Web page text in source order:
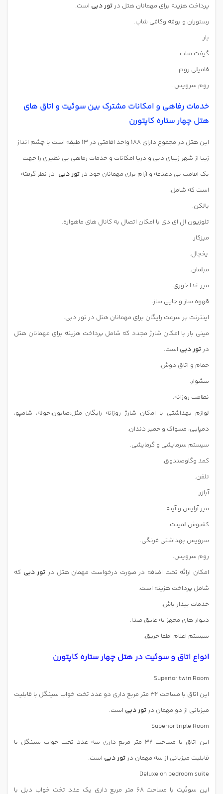
پرداخت هزینه برای مهمانان هتل در تور دبی است.
رستوران و بوفه وکافی شاپ.
بار.
گیفت شاپ.
فامیلی روم.
روم سرویس .
خدمات رفاهی و امکانات مشترک بین سوئیت و اتاق های
هتل چهار ستاره کاپتورن
این هتل در مجموع دارای 188 واحد اقامتی در 13 طبقه است با چشم انداز
زیبا از شهر زیبای دبی و دریا امکانات و خدمات رفاهی بی نظیری را جهت
یک اقامت بی دغدغه و آرام برای مهمانان خود در تور دبی در نظر گرفته
است که شامل:
بالکن.
تلوزیون ال ای دی با امکان اتصال به کانال های ماهواره.
میزکار.
یخچال.
مبلمان.
میز غذا خوری.
قهوه ساز و چایی ساز.
اینترنت پر سرعت رایگان برای مهمانان هتل در تور دبی.
مینی بار با امکان شارژ مجدد که شامل پرداخت هزینه برای مهمانان هتل
در تور دبی است.
حمام و اتاق دوش.
سشوار.
نظافت روزانه.
لوازم بهداشتی با امکان شارژ روزانه رایگان مثل:صابون،حوله، شامپو،
دمپایی، مسواک و خمیر دندان.
سیستم سرمایشی و گرمایشی.
کمد وگاوصندوق.
تلفن.
آباژر.
میز آرایش و آینه.
کفپوش لمینت.
سرویس بهداشتی فرنگی.
روم سرویس.
امکان ارائه تخت اضافه در صورت درخواست مهمان هتل در تور دبی که
شامل پرداخت هزینه است.
خدمات بیدار باش.
دیوار های مجهز به عایق صدا.
سیستم اعلام اطفا حریق.
انواع اتاق و سوئیت درهتل چهار ستاره کاپتورن
Superior twin Room
این اتاق با مساحت 32 متر مربع داری دو عدد تخت خواب سینگل با قابلیت
میزبانی از دو مهمان در تور دبی است.
Superior triple Room
این اتاق با مساحت 32 متر مربع داری سه عدد تخت خواب سینگل با
قابلیت میزبانی از سه مهمان در تور دبی است.
Deluxe on bedroom suite
این سوئیت با مساحت 68 متر مربع داری یک عدد تخت خواب دبل با